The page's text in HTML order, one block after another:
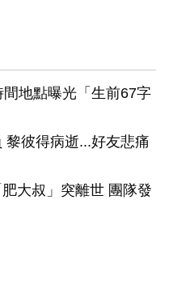
地點曝光「生前67字
黎彼得病逝...好友悲痛
大叔」突離世 團隊發